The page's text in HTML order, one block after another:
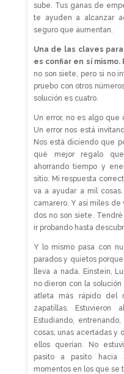
sube. Tus ganas de
te ayuden a alcanzar
seguro que aumentan.
Una de las claves
es confiar en sí
no son siete, pero si no
pruebo con otros
solución es cuatro.
Un error, no es algo que
Un error nos está
Nos está diciendo que
qué mejor regalo
ahorrando tiempo y
sitio. Mi respuesta
va a ayudar a mil
camarero. Y así miles
dos no son siete.
ir probando hasta
Y lo mismo pasa con
parados y quietos
lleva a nada. Einstein,
no dieron con la
atleta más rápido del
zapatillas. Estuvieron
Estudiando,
cosas, unas acertadas y
ellos querían. No
pasito a pasito hacia
momentos en los que se